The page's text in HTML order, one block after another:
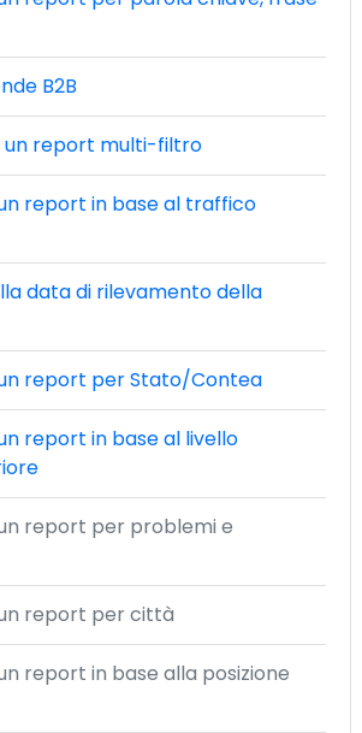
B2B
un report multi-filtro
report in base al traffico
data di rilevamento della
report per Stato/Contea
report in base al livello
report per problemi e
report per città
report in base alla posizione